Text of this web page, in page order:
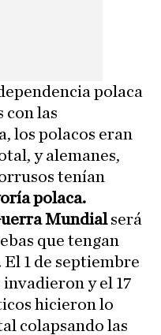
polaca
las
los polacos eran
y alemanes,
tenían
polaca.
Mundialserá
que tengan
1 de septiembre
invadieron y el 17
hicieron lo
colapsando las